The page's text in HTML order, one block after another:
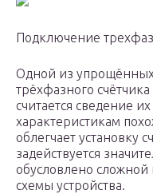
Подключение
Одной из
трёхфазного
считается сведение
характеристикам
облегчает установку
задействуется
обусловлено
схемы устройства.